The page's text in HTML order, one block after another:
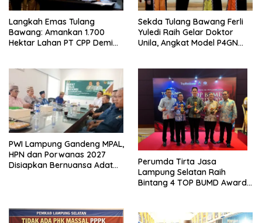
Langkah Emas Tulang
Bawang: Amankan 1.700
Hektar Lahan PT CPP Demi
Sekda Tulang Bawang Ferli
Yuledi Raih Gelar Doktor
Unila, Angkat Model P4GN
PWI Lampung Gandeng MPAL,
HPN dan Porwanas 2027
Disiapkan Bernuansa Adat
Perumda Tirta Jasa
Lampung Selatan Raih
Bintang 4 TOP BUMD Awards